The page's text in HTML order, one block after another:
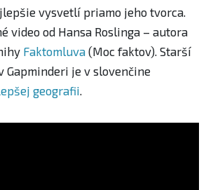
vysvetlí priamo jeho tvorca.
video od Hansa Roslinga – autora
Faktomluva (Moc faktov). Starší
Gapminderi je v slovenčine
geografii.